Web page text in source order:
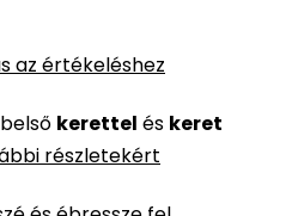
kerettel és keret
részletekért
az értékeléshez